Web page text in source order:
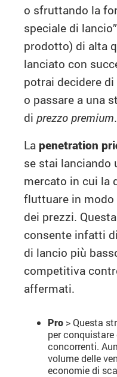
o sfruttando la
speciale di
prodotto) di alta
lanciato con
potrai decidere
o passare a una
di prezzo premium.
La penetration
se stai lanciando
mercato in cui la
fluttuare in
dei prezzi.
consente infatti
di lancio più
competitiva
affermati.
Pro > Questa
per
concorrenti.
volume delle
economie di